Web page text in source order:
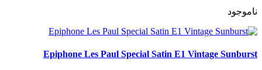
ناموجود
Epiphone Les Paul Special Satin E1 Vintage Sunburst